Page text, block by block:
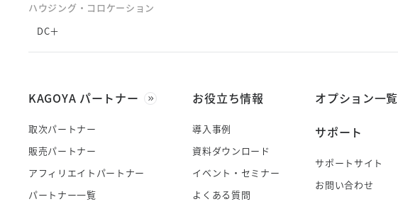
ハウジング・コロケーション
DC＋
KAGOYA パートナー
取次パートナー
販売パートナー
アフィリエイトパートナー
パートナー一覧
お役立ち情報
導入事例
資料ダウンロード
イベント・セミナー
よくある質問
オプション一覧
サポート
サポートサイト
お問い合わせ